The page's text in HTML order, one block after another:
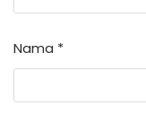
Nama *